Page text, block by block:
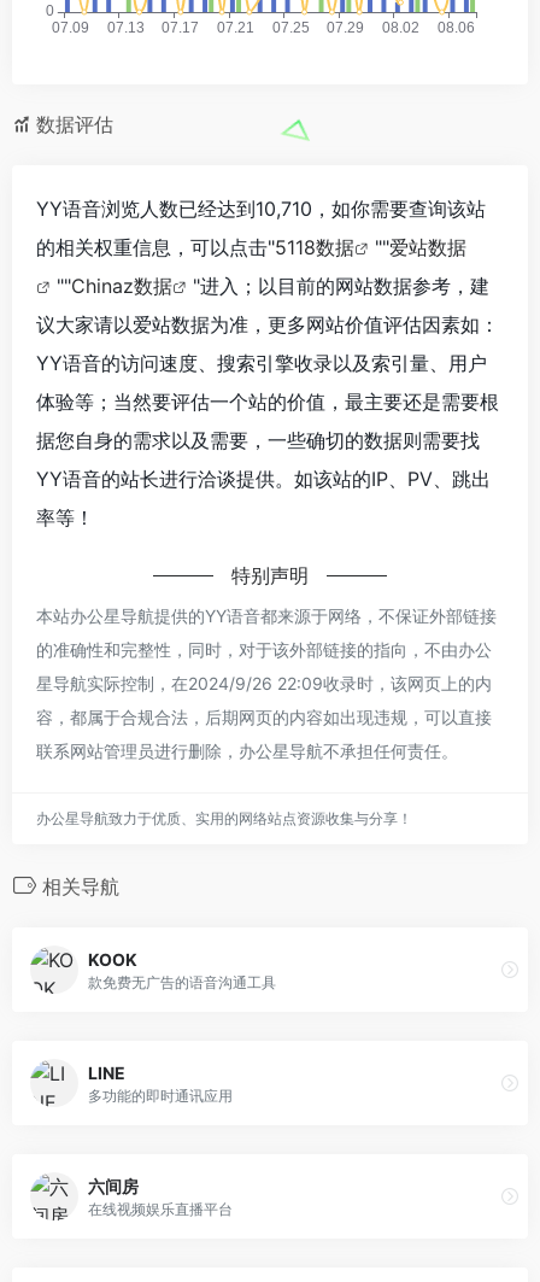
数据评估
YY语音浏览人数已经达到10,710，如你需要查询该站
的相关权重信息，可以点击"5118数据 ""爱站数据
""Chinaz数据
"进入；以目前的网站数据参考，建
议大家请以爱站数据为准，更多网站价值评估因素如：
YY语音的访问速度、搜索引擎收录以及索引量、用户
体验等；当然要评估一个站的价值，最主要还是需要根
据您自身的需求以及需要，一些确切的数据则需要找
YY语音的站长进行洽谈提供。如该站的IP、PV、跳出
率等！
特别声明
本站办公星导航提供的YY语音都来源于网络，不保证外部链接
的准确性和完整性，同时，对于该外部链接的指向，不由办公
星导航实际控制，在2024/9/26 22:09收录时，该网页上的内
容，都属于合规合法，后期网页的内容如出现违规，可以直接
联系网站管理员进行删除，办公星导航不承担任何责任。
办公星导航致力于优质、实用的网络站点资源收集与分享！
相关导航
KOOK
款免费无广告的语音沟通工具
LINE
多功能的即时通讯应用
六间房
在线视频娱乐直播平台